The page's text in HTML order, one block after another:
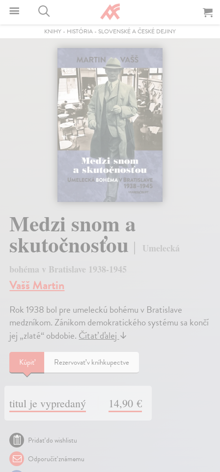
KNIHY - HISTÓRIA - SLOVENSKÉ A ČESKÉ DEJINY
Medzi snom a
skutočnosťou
Umelecká
bohéma v Bratislave 1938-1945
Vašš Martin
Rok 1938 bol pre umeleckú bohému v Bratislave
medzníkom. Zánikom demokratického systému sa končí
jej „zlaté“ obdobie. Čítať ďalej ↓
Kúpiť Rezervovať v kníhkupectve
titul je vypredaný 14,90 €
Pridať do wishlistu
Odporučiť známemu